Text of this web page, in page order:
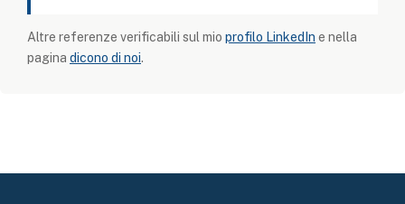
Altre referenze verificabili sul mio profilo LinkedIn e nella
pagina dicono di noi.